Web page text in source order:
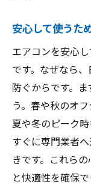
安心して使うた
エアコンを安心
です。なぜなら
防ぐからです。
う。春や秋のオ
夏や冬のピーク
すぐに専門業者
きです。これら
と快適性を確保で